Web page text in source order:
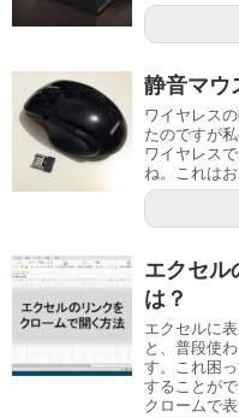
静音マウ
ワイヤレス
たのですが
ワイヤレス
ね。これはお
エクセル
は？
エクセルに
と、普段使
す。これ困
することが
クロームで